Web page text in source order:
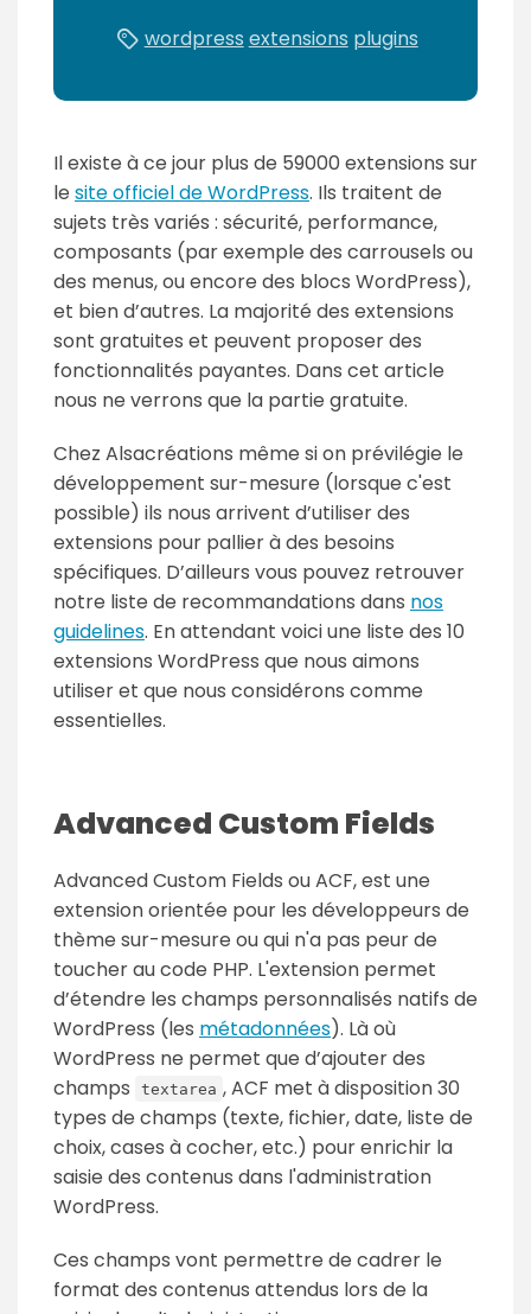
wordpress extensions plugins
Il existe à ce jour plus de 59000 extensions sur
le site officiel de WordPress. Ils traitent de
sujets très variés : sécurité, performance,
composants (par exemple des carrousels ou
des menus, ou encore des blocs WordPress),
et bien d’autres. La majorité des extensions
sont gratuites et peuvent proposer des
fonctionnalités payantes. Dans cet article
nous ne verrons que la partie gratuite.
Chez Alsacréations même si on prévilégie le
développement sur-mesure (lorsque c'est
possible) ils nous arrivent d’utiliser des
extensions pour pallier à des besoins
spécifiques. D’ailleurs vous pouvez retrouver
notre liste de recommandations dans nos
guidelines. En attendant voici une liste des 10
extensions WordPress que nous aimons
utiliser et que nous considérons comme
essentielles.
Advanced Custom Fields
Advanced Custom Fields ou ACF, est une
extension orientée pour les développeurs de
thème sur-mesure ou qui n'a pas peur de
toucher au code PHP. L'extension permet
d’étendre les champs personnalisés natifs de
WordPress (les métadonnées). Là où
WordPress ne permet que d’ajouter des
champs
textarea , ACF met à disposition 30
types de champs (texte, fichier, date, liste de
choix, cases à cocher, etc.) pour enrichir la
saisie des contenus dans l'administration
WordPress.
Ces champs vont permettre de cadrer le
format des contenus attendus lors de la